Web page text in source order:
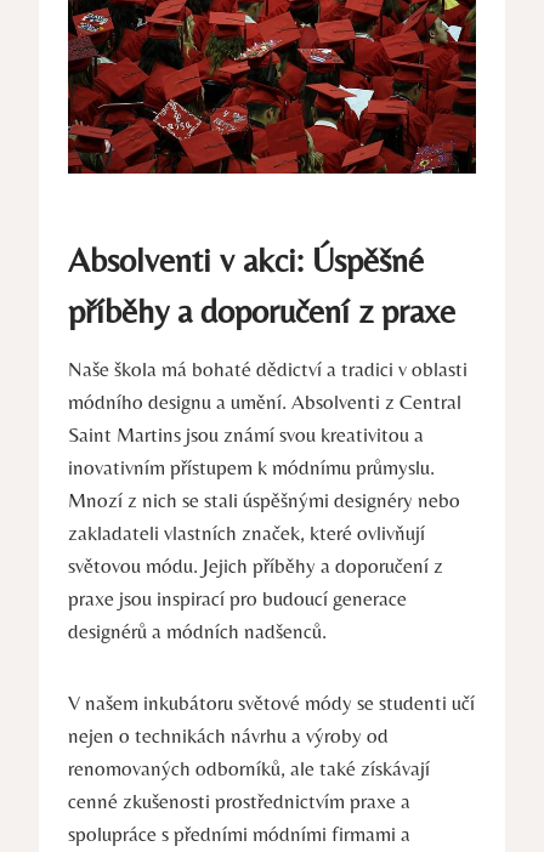
Absolventi v ‌akci: Úspěšné
příběhy a doporučení z praxe
Naše‌ škola má bohaté dědictví​ a ‌tradici v oblasti‌
módního designu a umění. Absolventi z Central
Saint Martins jsou známí svou kreativitou a
inovativním přístupem k módnímu průmyslu.
Mnozí z nich se stali úspěšnými designéry nebo⁢
zakladateli vlastních značek,⁣ které⁢ ovlivňují
světovou módu. Jejich příběhy‌ a doporučení z
praxe‍ jsou inspirací pro budoucí generace
designérů a módních nadšenců.
V našem inkubátoru světové ⁢módy se studenti učí
nejen o technikách návrhu a ⁢výroby od
renomovaných odborníků, ale také získávají
cenné zkušenosti prostřednictvím praxe a
spolupráce s předními módními firmami a